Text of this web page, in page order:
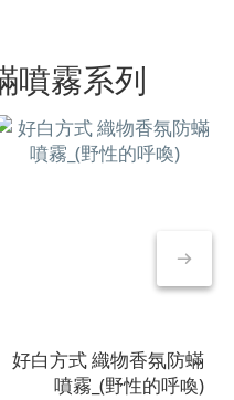
噴霧系列
好白方式 織物香氛防蟎
噴霧_(野性的呼喚)